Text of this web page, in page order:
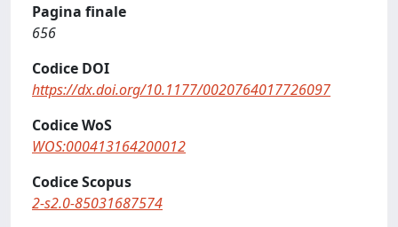
Pagina finale
656
Codice DOI
https://dx.doi.org/10.1177/0020764017726097
Codice WoS
WOS:000413164200012
Codice Scopus
2-s2.0-85031687574